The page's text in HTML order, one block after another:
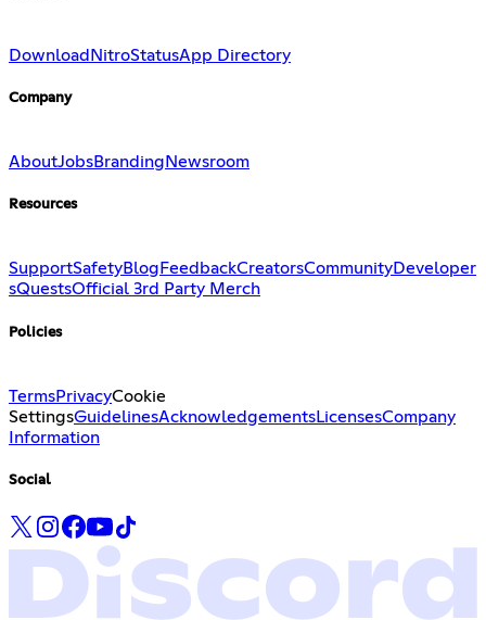
Download NitroStatusApp Directory
Company
AboutJobsBranding Newsroom
Resources
SupportSafetyBlog FeedbackCreatorsCommunityDeveloper
sQuestsOfficial 3rd Party Merch
Policies
TermsPrivacyCookie
SettingsGuidelinesAcknowledgementsLicensesCompany
Information
Social